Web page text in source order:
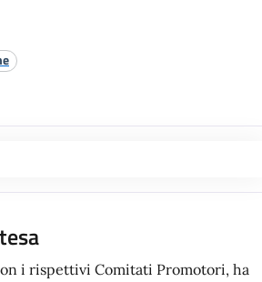
i rispettivi Comitati Promotori, ha